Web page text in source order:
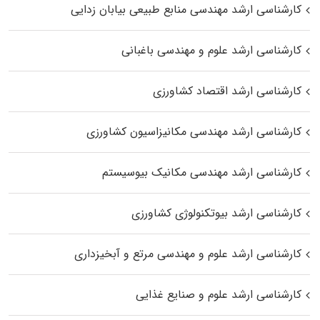
کارشناسی ارشد مهندسی منابع طبیعی بیابان زدایی
کارشناسی ارشد علوم و مهندسی باغبانی
کارشناسی ارشد اقتصاد کشاورزی
کارشناسی ارشد مهندسی مکانیزاسیون کشاورزی
کارشناسی ارشد مهندسی مکانیک بیوسیستم
کارشناسی ارشد بیوتکنولوژی کشاورزی
کارشناسی ارشد علوم و مهندسی مرتع و آبخیزداری
کارشناسی ارشد علوم و صنایع غذایی